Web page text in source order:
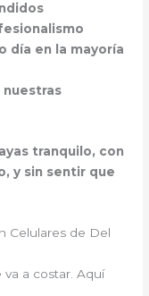
día en la mayoría
tranquilo, con
y sin sentir que
Celulares de Del
a costar. Aquí